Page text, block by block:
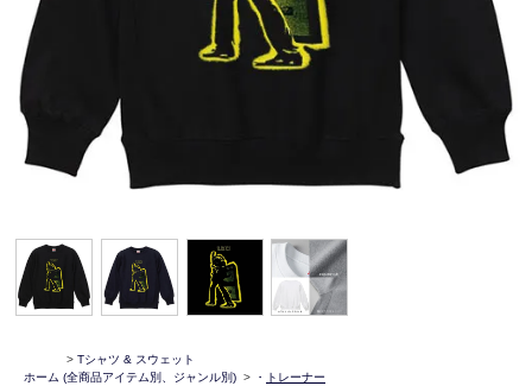
ホーム
> Tシャツ & スウェット
(全商品アイテム別、ジャンル別) > ・
トレーナー